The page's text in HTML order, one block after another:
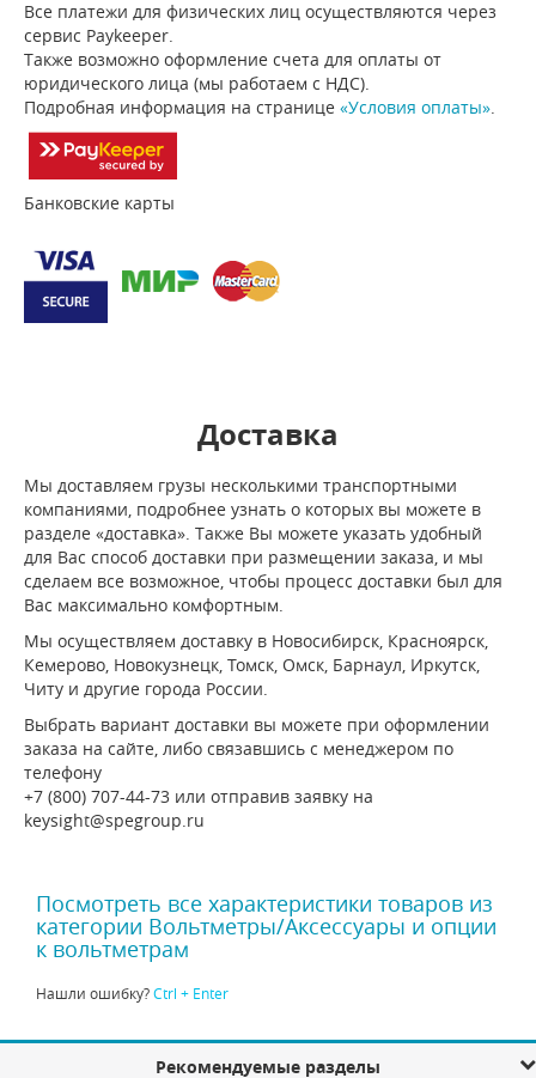
Все платежи для физических лиц осуществляются через
сервис Paykeeper.
Также возможно оформление счета для оплаты от
юридического лица (мы работаем с НДС).
Подробная информация на странице «Условия оплаты».
Банковские карты
Доставка
Мы доставляем грузы несколькими транспортными
компаниями, подробнее узнать о которых вы можете в
разделе «доставка». Также Вы можете указать удобный
для Вас способ доставки при размещении заказа, и мы
сделаем все возможное, чтобы процесс доставки был для
Вас максимально комфортным.
Мы осуществляем доставку в Новосибирск, Красноярск,
Кемерово, Новокузнецк, Томск, Омск, Барнаул, Иркутск,
Читу и другие города России.
Выбрать вариант доставки вы можете при оформлении
заказа на сайте, либо связавшись с менеджером по
телефону
+7 (800) 707-44-73 или отправив заявку на
keysight@spegroup.ru
Посмотреть все характеристики товаров из
категории Вольтметры/Аксессуары и опции
к вольтметрам
Нашли ошибку?Ctrl + Enter
Рекомендуемые разделы